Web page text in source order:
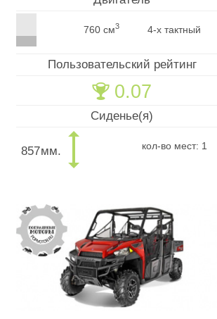
760 см3 4-х тактный
Пользовательский рейтинг
🏆 0.07
Сиденье(я)
857мм. кол-во мест: 1